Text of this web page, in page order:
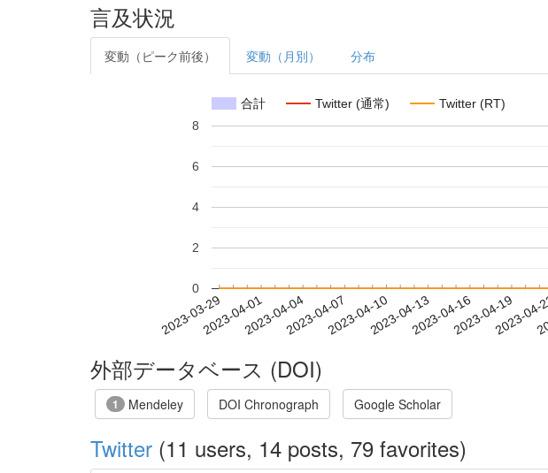
言及状況
変動（ピーク前後） 変動（月別） 分布
合計 Twitter (通常) Twitter (RT)
2023-03-292023-04-012023-04-042023-04-072023-04-102023-04-132023-04-162023-04-19
2023-
0
2
4
6
8
外部データベース (DOI)
1 Mendeley DOI Chronograph Google Scholar
Twitter (11 users, 14 posts, 79 favorites)